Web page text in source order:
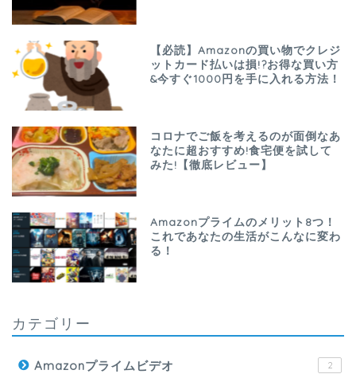
【必読】Amazonの買い物でクレジ
ットカード払いは損!?お得な買い方
&今すぐ1000円を手に入れる方法！
コロナでご飯を考えるのが面倒なあ
なたに超おすすめ!食宅便を試して
みた!【徹底レビュー】
Amazonプライムのメリット8つ！
これであなたの生活がこんなに変わ
る！
カテゴリー
Amazonプライムビデオ 2